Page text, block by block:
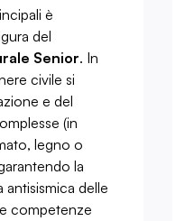
è
del
Senior. In
civile si
e del
(in
legno o
la
antisismica delle
competenze